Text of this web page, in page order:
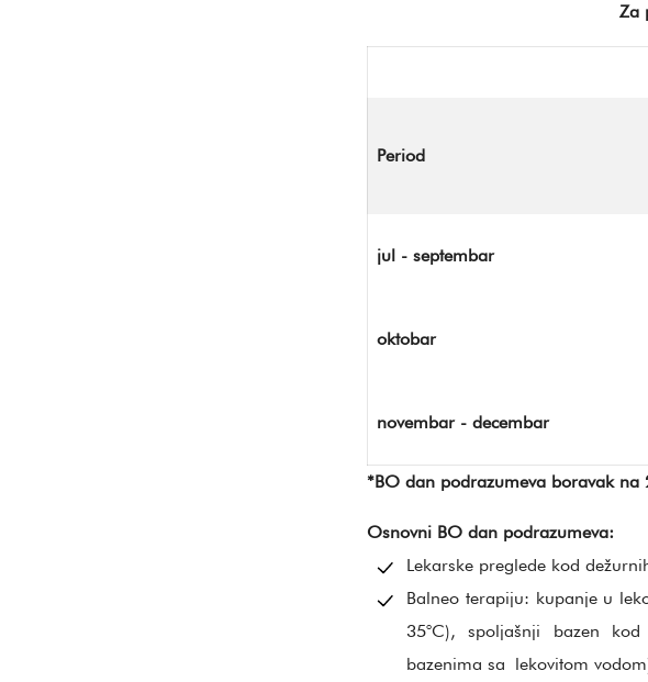
Za
Period
jul - septembar
oktobar
novembar - decembar
*BO dan podrazumeva boravak na
Osnovni BO dan podrazumeva:
Lekarske preglede kod
Balneo terapiju: kupanje u
35°C), spoljašnji bazen
bazenima sa lekovitom